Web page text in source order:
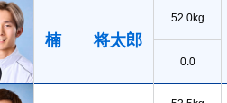
楠 将太郎
52.0kg
0.0